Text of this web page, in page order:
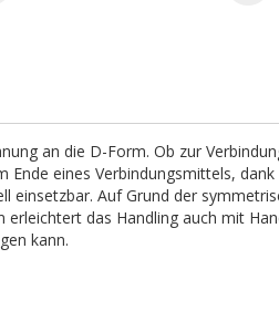
an die D-Form. Ob zur
eines Verbindungsmittels, dank
einsetzbar. Auf Grund der
das Handling auch mit
kann.